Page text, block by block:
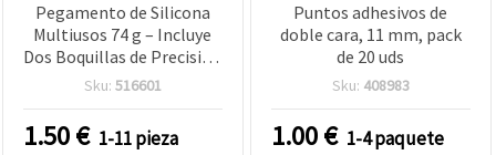
Pegamento de Silicona
Multiusos 74 g – Incluye
Dos Boquillas de Precisión
– Ideal para Bisutería,
Creativos
Sku: 516601
1.50€ 1-11 pieza
Puntos adhesivos de
doble cara, 11 mm, pack
de 20 uds
Sku: 408983
1.00€ 1-4 paquete